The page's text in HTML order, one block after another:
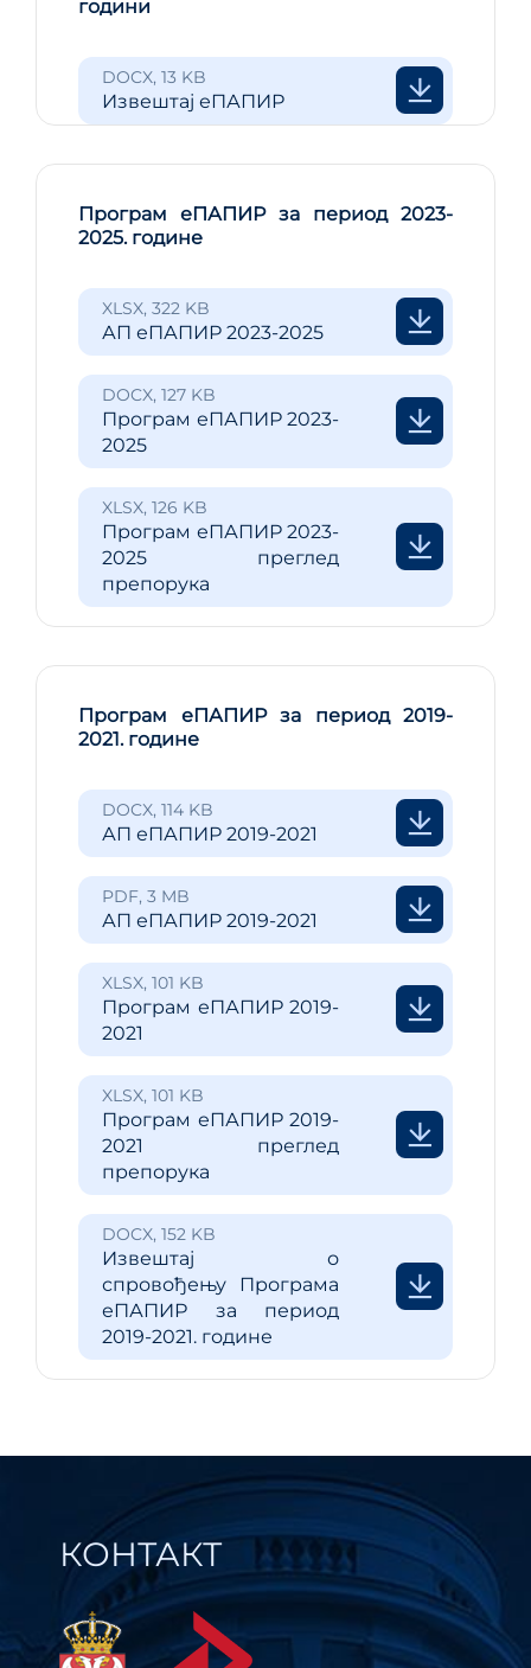
години
DOCX, 13 KB
Извештај еПАПИР
Програм еПАПИР за период 2023-
2025. године
XLSX, 322 KB
АП еПАПИР 2023-2025
DOCX, 127 KB
Програм еПАПИР 2023-
2025
XLSX, 126 KB
Програм еПАПИР 2023-
2025 преглед
препорука
Програм еПАПИР за период 2019-
2021. године
DOCX, 114 KB
АП еПАПИР 2019-2021
PDF, 3 MB
АП еПАПИР 2019-2021
XLSX, 101 KB
Програм еПАПИР 2019-
2021
XLSX, 101 KB
Програм еПАПИР 2019-
2021 преглед
препорука
DOCX, 152 KB
Извештај о
спровођењу Програма
еПАПИР за период
2019-2021. године
КОНТАКТ